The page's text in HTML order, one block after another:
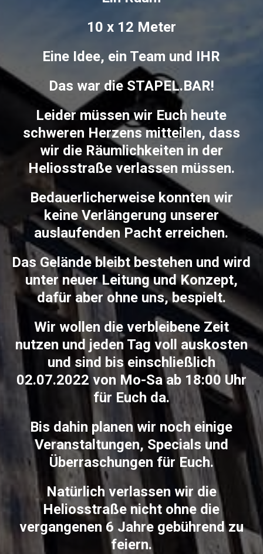
10 x 12 Meter
Eine Idee, ein Team und IHR
Das war die STAPEL.BAR!
Leider müssen wir Euch heute
schweren Herzens mitteilen, dass
wir die Räumlichkeiten in der
Heliosstraße verlassen müssen.
Bedauerlicherweise konnten wir
keine Verlängerung unserer
auslaufenden Pacht erreichen.
Das Gelände bleibt bestehen und wird
unter neuer Leitung und Konzept,
dafür aber ohne uns, bespielt.
Wir wollen die verbleibene Zeit
nutzen und jeden Tag voll auskosten
und sind bis einschließlich
02.07.2022 von Mo-Sa ab 18:00 Uhr
für Euch da.
Bis dahin planen wir noch einige
Veranstaltungen, Specials und
Überraschungen für Euch.
Natürlich verlassen wir die
Heliosstraße nicht ohne die
vergangenen 6 Jahre gebührend zu
feiern.